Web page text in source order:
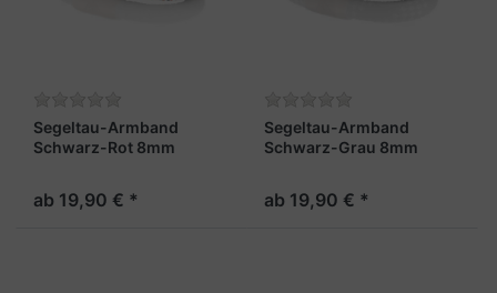
Segeltau-Armband
Schwarz-Rot 8mm
ab 19,90 € *
Segeltau-Armband
Schwarz-Grau 8mm
ab 19,90 € *